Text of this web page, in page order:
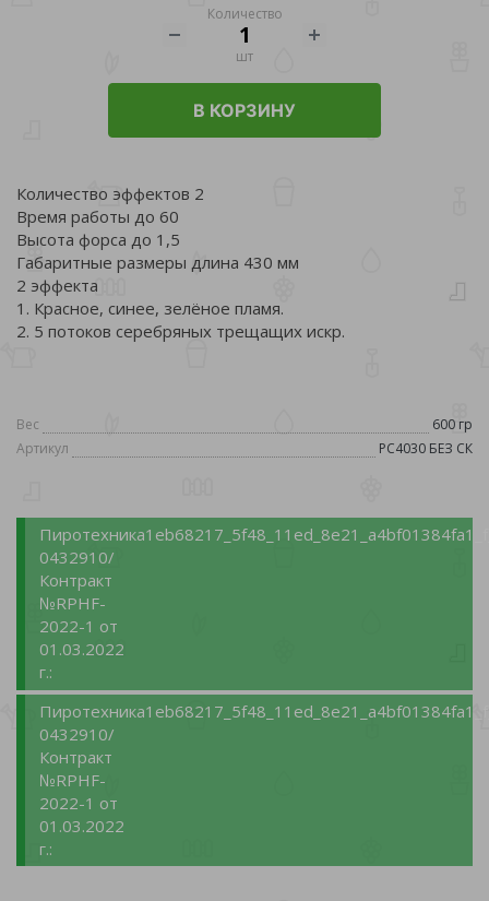
Количество
шт
В КОРЗИНУ
Количество эффектов 2
Время работы до 60
Высота форса до 1,5
Габаритные размеры длина 430 мм
2 эффекта
1. Красное, синее, зелёное пламя.
2. 5 потоков серебряных трещащих искр.
Вес
600 гр
Артикул
РС4030 БЕЗ СК
Пиротехника
0432910/
Контракт
№RPНF-
2022-1 от
01.03.2022
г.:
Пиротехника
0432910/
Контракт
№RPНF-
2022-1 от
01.03.2022
г.: